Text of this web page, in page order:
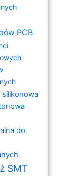
PCB
silikonowa
do
SMT